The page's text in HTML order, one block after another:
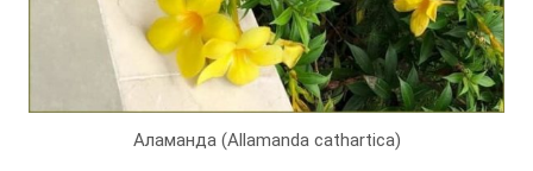
Аламанда (Allamanda cathartica)